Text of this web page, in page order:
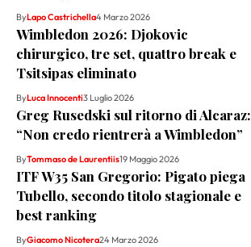
ByLapo Castrichella4 Marzo 2026
Wimbledon 2026: Djokovic
chirurgico, tre set, quattro break e
Tsitsipas eliminato
ByLuca Innocenti3 Luglio 2026
Greg Rusedski sul ritorno di Alcaraz:
“Non credo rientrerà a Wimbledon”
ByTommaso de Laurentiis19 Maggio 2026
ITF W35 San Gregorio: Pigato piega
Tubello, secondo titolo stagionale e
best ranking
ByGiacomo Nicotera24 Marzo 2026